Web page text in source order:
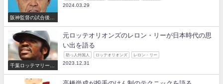
阪神監督の試合後の
2024.03.29
千葉ロッテマリーン
元ロッテオリオンズのレロン・リーが日本時代の思
い出を語る
助っ人外国人 ロッテオリオンズ レロン・リー
2023.12.31